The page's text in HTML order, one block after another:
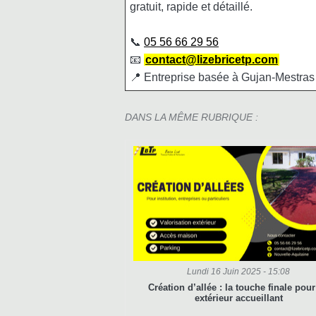
gratuit, rapide et détaillé.
📞 05 56 66 29 56
📧 contact@lizebricetp.com
📍 Entreprise basée à Gujan-
DANS LA MÊME RUBRIQUE :
Lundi 16 Juin 2025 - 15:08
Création d’allée : la touche finale
extérieur accueillant